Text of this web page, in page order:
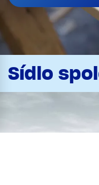
Sídlo